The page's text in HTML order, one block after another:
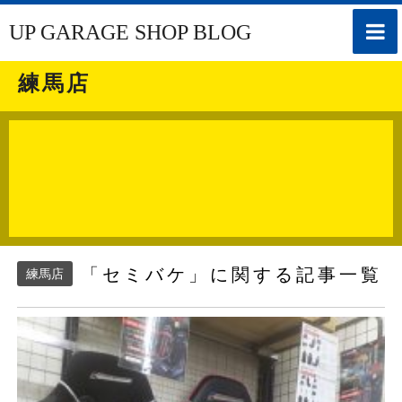
toggle
UP GARAGE SHOP BLOG
練馬店
練馬店 「セミバケ」に関する記事一覧